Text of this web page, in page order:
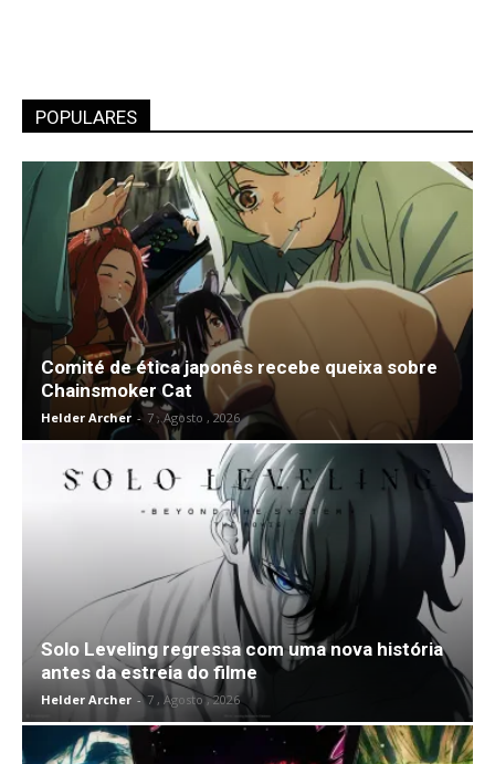
POPULARES
Comité de ética japonês recebe queixa sobre
Chainsmoker Cat
Helder Archer - 7 , Agosto , 2026
Solo Leveling regressa com uma nova história
antes da estreia do filme
Helder Archer - 7 , Agosto , 2026